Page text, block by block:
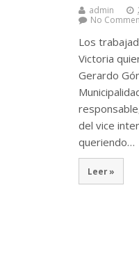
admin
No
Los
Victoria
Gerardo
del vice
queriendo…
Leer »